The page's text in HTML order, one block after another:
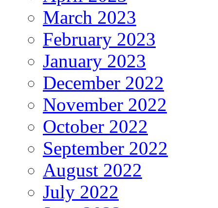
March 2023
February 2023
January 2023
December 2022
November 2022
October 2022
September 2022
August 2022
July 2022